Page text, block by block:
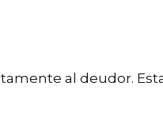
al deudor.